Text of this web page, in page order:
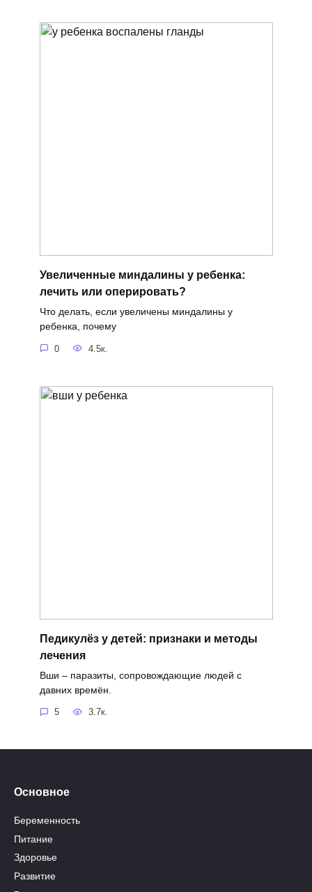
Увеличенные миндалины у ребенка:
лечить или оперировать?
Что делать, если увеличены миндалины у
ребенка, почему
0 4.5к.
Педикулёз у детей: признаки и методы
лечения
Вши – паразиты, сопровождающие людей с
давних времён.
5 3.7к.
Основное
Беременность
Питание
Здоровье
Развитие